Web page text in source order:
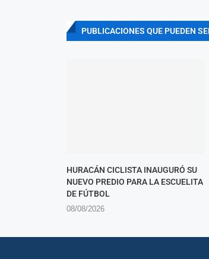
PUBLICACIONES QUE PUEDEN
HURACÁN CICLISTA INAUGURÓ SU
NUEVO PREDIO PARA LA ESCUELITA
DE FÚTBOL
08/08/2026